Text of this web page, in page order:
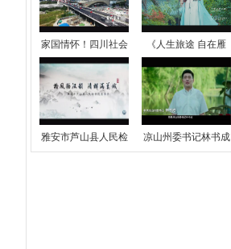
家国情怀！四川社会 《人生旅途 自在雁
雅安市芦山县人民检 凉山州委书记林书成